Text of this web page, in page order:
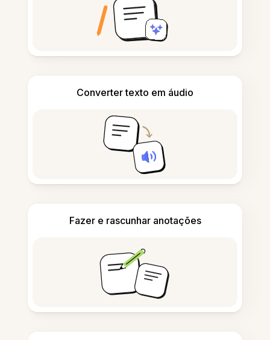
Converter texto em áudio
Fazer e rascunhar anotações